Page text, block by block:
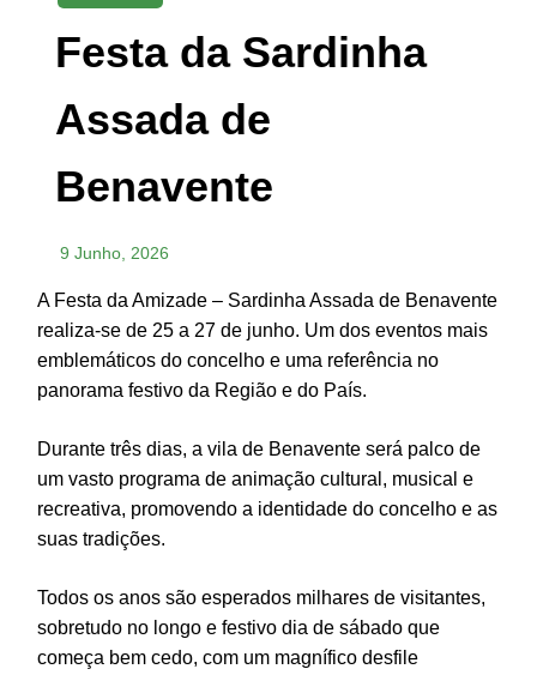
Festa da Sardinha
Assada de
Benavente
9 Junho, 2026
A Festa da Amizade – Sardinha Assada de Benavente
realiza-se de 25 a 27 de junho. Um dos eventos mais
emblemáticos do concelho e uma referência no
panorama festivo da Região e do País.
Durante três dias, a vila de Benavente será palco de
um vasto programa de animação cultural, musical e
recreativa, promovendo a identidade do concelho e as
suas tradições.
Todos os anos são esperados milhares de visitantes,
sobretudo no longo e festivo dia de sábado que
começa bem cedo, com um magnífico desfile